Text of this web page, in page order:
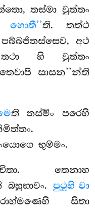
තස්මා වුත්තං
හොතී’’ති. තත්ථ
අථ
හි වුත්තං
සාසන’’න්ති
ති තස්මිං පරෙහි
භුම්මං.
තෙනාහ
බහුභාවං.පුථූහි වා
සිතා